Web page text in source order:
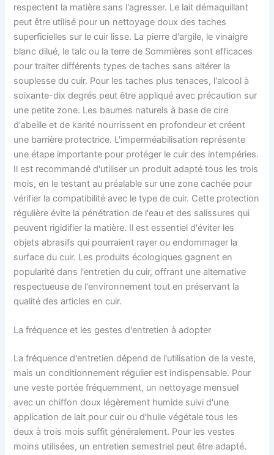
respectent la matière sans l'agresser. Le lait démaquillant
peut être utilisé pour un nettoyage doux des taches
superficielles sur le cuir lisse. La pierre d'argile, le vinaigre
blanc dilué, le talc ou la terre de Sommières sont efficaces
pour traiter différents types de taches sans altérer la
souplesse du cuir. Pour les taches plus tenaces, l'alcool à
soixante-dix degrés peut être appliqué avec précaution sur
une petite zone. Les baumes naturels à base de cire
d'abeille et de karité nourrissent en profondeur et créent
une barrière protectrice. L'imperméabilisation représente
une étape importante pour protéger le cuir des intempéries.
Il est recommandé d'utiliser un produit adapté tous les trois
mois, en le testant au préalable sur une zone cachée pour
vérifier la compatibilité avec le type de cuir. Cette protection
régulière évite la pénétration de l'eau et des salissures qui
peuvent rigidifier la matière. Il est essentiel d'éviter les
objets abrasifs qui pourraient rayer ou endommager la
surface du cuir. Les produits écologiques gagnent en
popularité dans l'entretien du cuir, offrant une alternative
respectueuse de l'environnement tout en préservant la
qualité des articles en cuir.
La fréquence et les gestes d'entretien à adopter
La fréquence d'entretien dépend de l'utilisation de la veste,
mais un conditionnement régulier est indispensable. Pour
une veste portée fréquemment, un nettoyage mensuel
avec un chiffon doux légèrement humide suivi d'une
application de lait pour cuir ou d'huile végétale tous les
deux à trois mois suffit généralement. Pour les vestes
moins utilisées, un entretien semestriel peut être adapté.